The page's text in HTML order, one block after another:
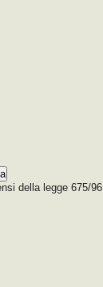
della legge 675/